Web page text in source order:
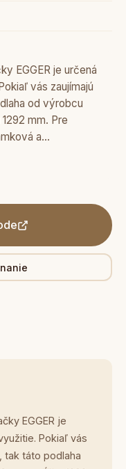
EGGER je určená
vás zaujímajú
od výrobcu
mm. Pre
a…
EGGER je
Pokiaľ vás
tak táto podlaha